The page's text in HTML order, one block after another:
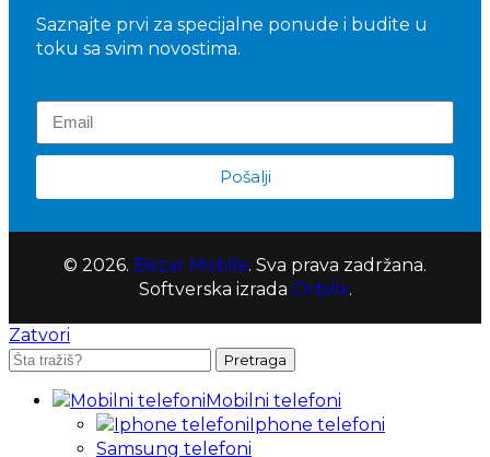
Saznajte prvi za specijalne ponude i budite u
toku sa svim novostima.
Pošalji
© 2026. Bezar Mobile. Sva prava zadržana.
Softverska izrada Orbilix.
Zatvori
Pretraga
Mobilni telefoni
Iphone telefoni
Samsung telefoni